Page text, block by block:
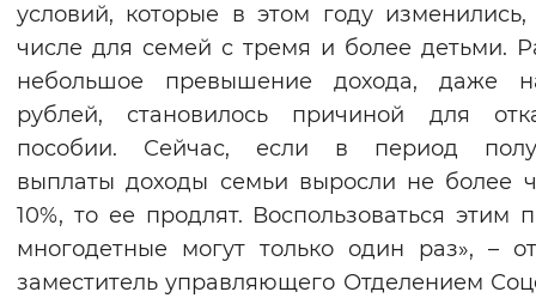
условий, которые в этом году
числе для семей с тремя и более детьми.
небольшое превышение дохода, даже
рублей, становилось причиной для
пособии. Сейчас, если в период
выплаты доходы семьи выросли не более
10%, то ее продлят. Воспользоваться этим
многодетные могут только один раз», –
заместитель управляющего Отделением